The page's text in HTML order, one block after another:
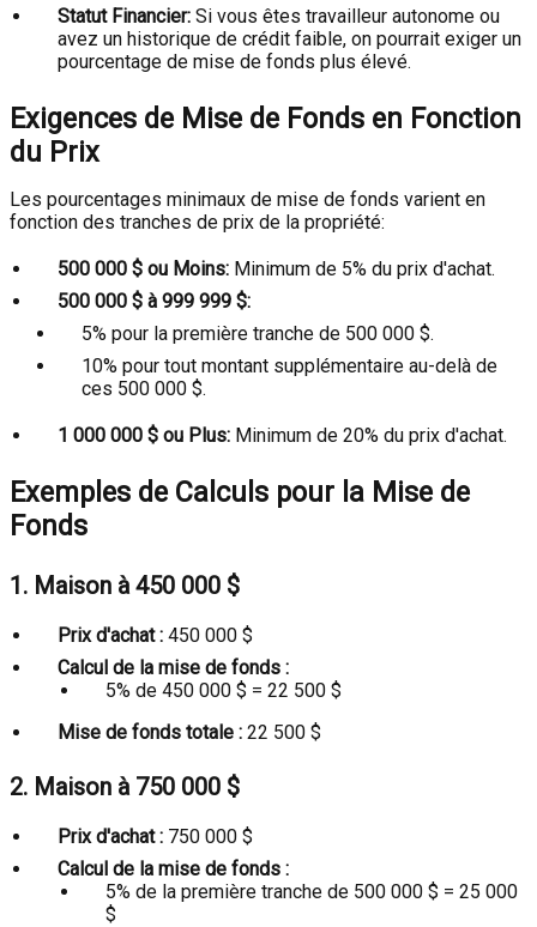
Statut Financier: Si vous êtes travailleur autonome ou
avez un historique de crédit faible, on pourrait exiger un
pourcentage de mise de fonds plus élevé.
Exigences de Mise de Fonds en Fonction
du Prix
Les pourcentages minimaux de mise de fonds varient en
fonction des tranches de prix de la propriété:
500 000 $ ou Moins: Minimum de 5% du prix d'achat.
500 000 $ à 999 999 $:
5% pour la première tranche de 500 000 $.
10% pour tout montant supplémentaire au-delà de
ces 500 000 $.
1 000 000 $ ou Plus: Minimum de 20% du prix d'achat.
Exemples de Calculs pour la Mise de
Fonds
1. Maison à 450 000 $
Prix d'achat : 450 000 $
Calcul de la mise de fonds :
5% de 450 000 $ = 22 500 $
Mise de fonds totale : 22 500 $
2. Maison à 750 000 $
Prix d'achat : 750 000 $
Calcul de la mise de fonds :
5% de la première tranche de 500 000 $ = 25 000
$